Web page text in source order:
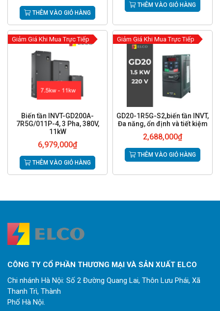
THÊM VÀO GIỎ HÀNG
THÊM VÀO GIỎ HÀNG
Giảm Giá Khi Mua Trực Tiếp
Biến tần INVT-GD200A-
7R5G/011P-4, 3 Pha, 380V,
11kW
6,979,000₫
THÊM VÀO GIỎ HÀNG
Giảm Giá Khi Mua Trực Tiếp
GD20-1R5G-S2,biến tần INVT,
Đa năng, ổn định và tiết kiệm
2,688,000₫
THÊM VÀO GIỎ HÀNG
CÔNG TY CỔ PHẦN THƯƠNG MẠI VÀ SẢN XUẤT ELCO
Chi nhánh Hà Nội: Số 2 Đường Quang Lai, Thôn Lưu Phái, Xã
Thanh Trì, Thành
Phố Hà Nội.